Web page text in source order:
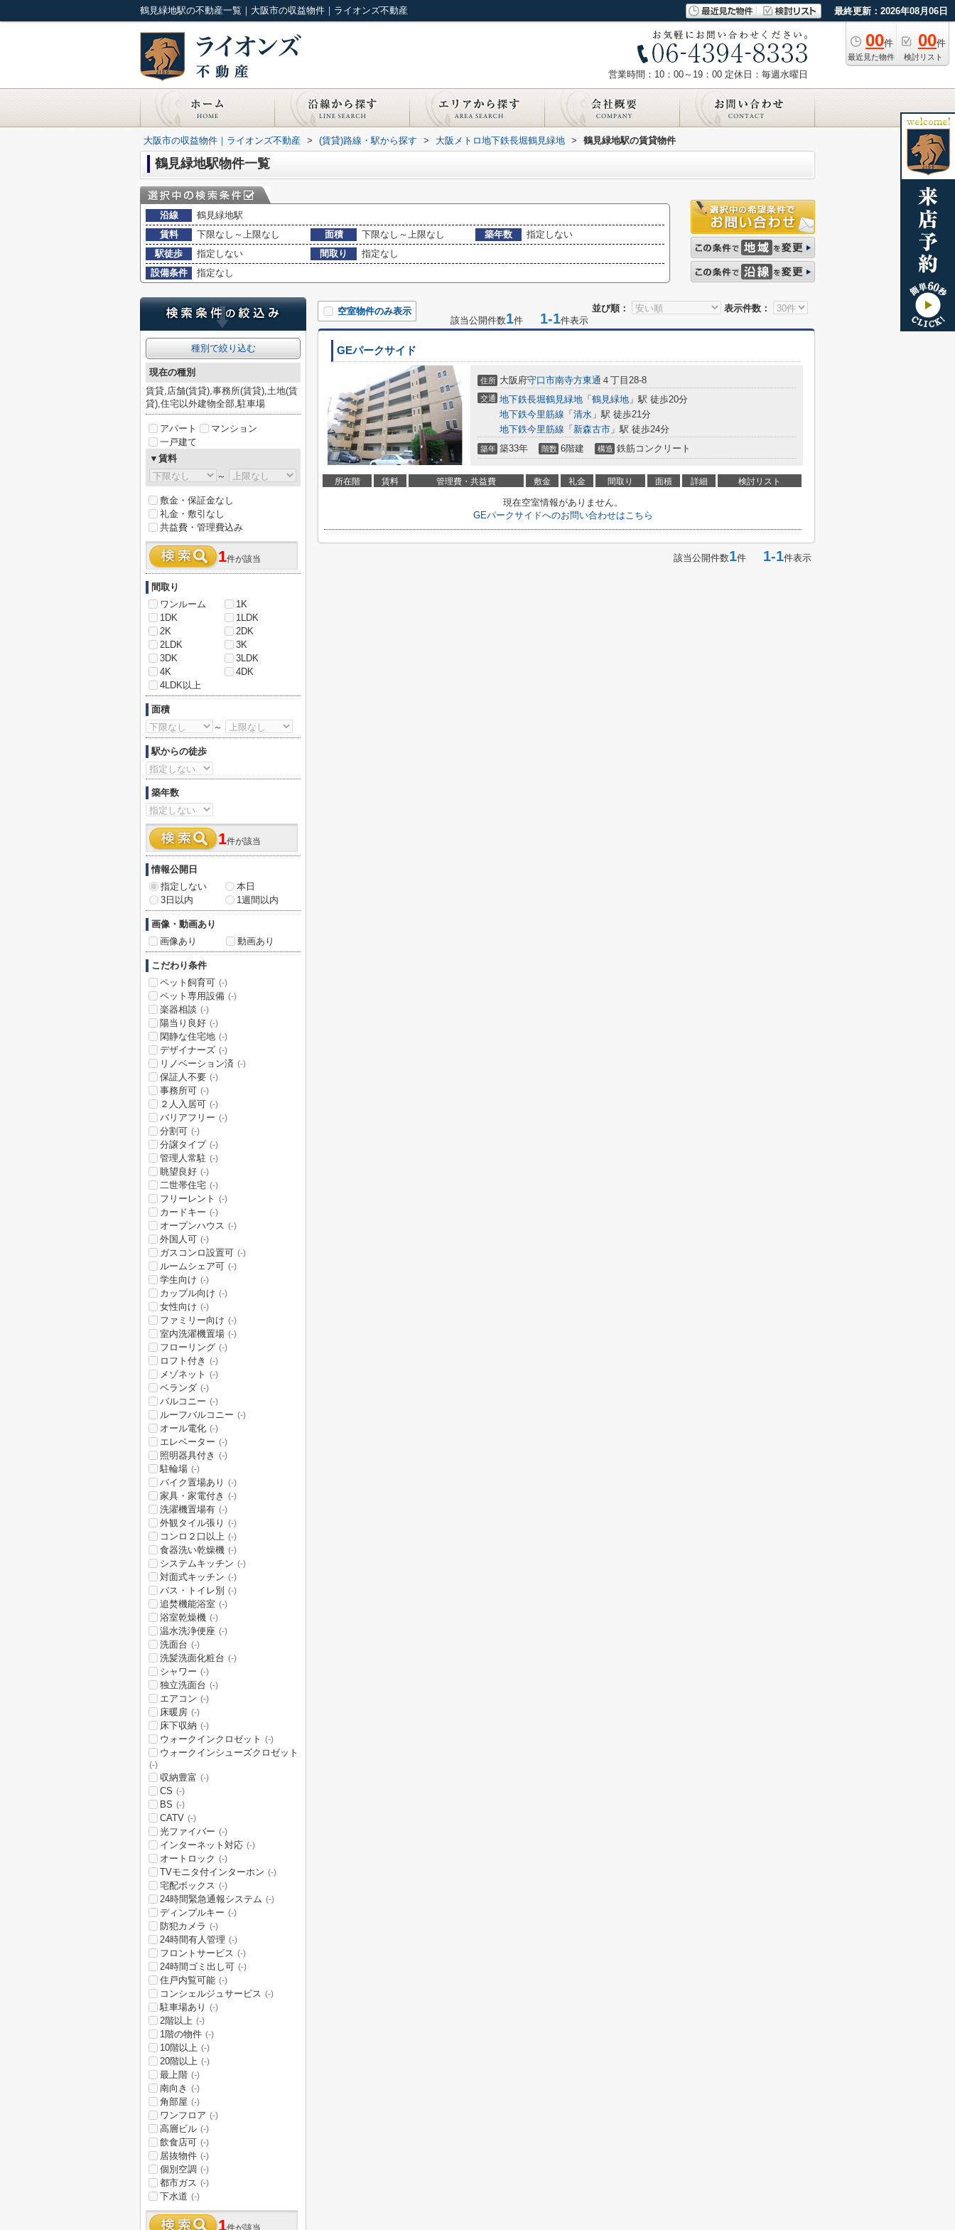
鶴見緑地駅の不動産一覧｜大阪市の収益物件｜ライオンズ不動産 最終更新：2026年08月06日
00件
最近見た物件
00件
検討リスト
営業時間：10：00～19：00 定休日：毎週水曜日
大阪市の収益物件｜ライオンズ不動産 > (賃貸)路線・駅から探す > 大阪メトロ地下鉄長堀鶴見緑地 > 鶴見緑地駅の賃貸物件
鶴見緑地駅物件一覧
沿線
鶴見緑地駅
賃料
下限なし～上限なし 面積 下限なし～上限なし 築年数
指定しない
駅徒歩
指定しない 間取り
指定なし
設備条件
指定なし
並び順： 表示件数：
空室物件のみ表示
該当公開件数1件 1-1件表示
GEパークサイド
住所 大阪府守口市南寺方東通 ４丁目28-8
交通 地下鉄長堀鶴見緑地 「 鶴見緑地 」駅 徒歩20分
地下鉄今里筋線 「 清水 」駅 徒歩21分
地下鉄今里筋線 「 新森古市 」駅 徒歩24分
築年 築33年 階数 6階建 構造 鉄筋コンクリート
所在階 賃料 管理費・共益費 敷金 礼金 間取り 面積 詳細 検討リスト
現在空室情報がありません。
GEパークサイドへのお問い合わせはこちら
該当公開件数1件 1-1件表示
種別で絞り込む
現在の種別
賃貸,店舗(賃貸),事務所(賃貸),土地(賃
貸),住宅以外建物全部,駐車場
アパート
マンション
一戸建て
▼賃料
～
敷金・保証金なし
礼金・敷引なし
共益費・管理費込み
1件が該当
間取り
ワンルーム
1K
1DK
1LDK
2K
2DK
2LDK
3K
3DK
3LDK
4K
4DK
4LDK以上
面積
～
駅からの徒歩
築年数
1件が該当
情報公開日
指定しない
本日
3日以内
1週間以内
画像・動画あり
画像あり
動画あり
こだわり条件
ペット飼育可 (-)
ペット専用設備 (-)
楽器相談 (-)
陽当り良好 (-)
閑静な住宅地 (-)
デザイナーズ (-)
リノベーション済 (-)
保証人不要 (-)
事務所可 (-)
２人入居可 (-)
バリアフリー (-)
分割可 (-)
分譲タイプ (-)
管理人常駐 (-)
眺望良好 (-)
二世帯住宅 (-)
フリーレント (-)
カードキー (-)
オープンハウス (-)
外国人可 (-)
ガスコンロ設置可 (-)
ルームシェア可 (-)
学生向け (-)
カップル向け (-)
女性向け (-)
ファミリー向け (-)
室内洗濯機置場 (-)
フローリング (-)
ロフト付き (-)
メゾネット (-)
ベランダ (-)
バルコニー (-)
ルーフバルコニー (-)
オール電化 (-)
エレベーター (-)
照明器具付き (-)
駐輪場 (-)
バイク置場あり (-)
家具・家電付き (-)
洗濯機置場有 (-)
外観タイル張り (-)
コンロ２口以上 (-)
食器洗い乾燥機 (-)
システムキッチン (-)
対面式キッチン (-)
バス・トイレ別 (-)
追焚機能浴室 (-)
浴室乾燥機 (-)
温水洗浄便座 (-)
洗面台 (-)
洗髪洗面化粧台 (-)
シャワー (-)
独立洗面台 (-)
エアコン (-)
床暖房 (-)
床下収納 (-)
ウォークインクロゼット (-)
ウォークインシューズクロゼット
(-)
収納豊富 (-)
CS (-)
BS (-)
CATV (-)
光ファイバー (-)
インターネット対応 (-)
オートロック (-)
TVモニタ付インターホン (-)
宅配ボックス (-)
24時間緊急通報システム (-)
ディンプルキー (-)
防犯カメラ (-)
24時間有人管理 (-)
フロントサービス (-)
24時間ゴミ出し可 (-)
住戸内覧可能 (-)
コンシェルジュサービス (-)
駐車場あり (-)
2階以上 (-)
1階の物件 (-)
10階以上 (-)
20階以上 (-)
最上階 (-)
南向き (-)
角部屋 (-)
ワンフロア (-)
高層ビル (-)
飲食店可 (-)
居抜物件 (-)
個別空調 (-)
都市ガス (-)
下水道 (-)
1件が該当